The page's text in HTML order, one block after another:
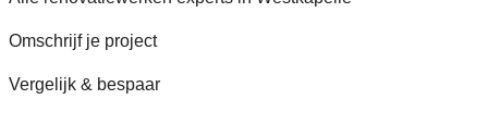
Omschrijf je project
Vergelijk & bespaar